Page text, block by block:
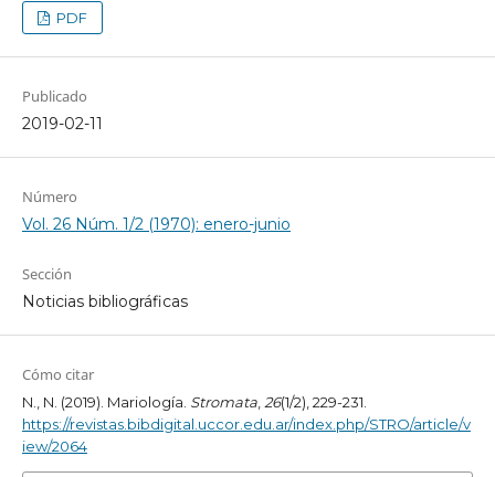
PDF
Publicado
2019-02-11
Número
Vol. 26 Núm. 1/2 (1970): enero-junio
Sección
Noticias bibliográficas
Cómo citar
N., N. (2019). Mariología. Stromata,26(1/2), 229-231.
https://revistas.bibdigital.uccor.edu.ar/index.php/STRO/article/v
iew/2064